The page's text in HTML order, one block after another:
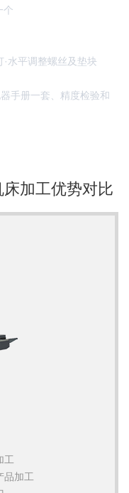
个
水平调整螺丝及垫块
手册一套、精度检验和
加工优势对比
工
品加工